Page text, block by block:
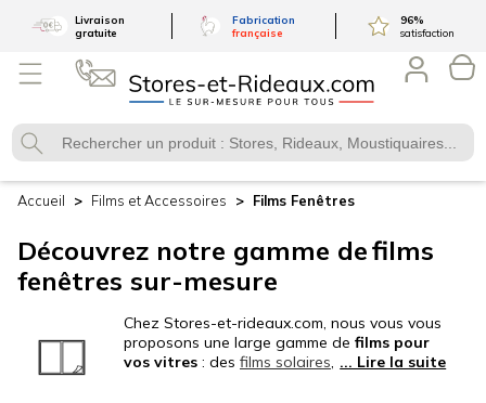
Livraison
gratuite
Fabrication
française
96%
satisfaction
Accueil Films etAccessoires Films Fenêtres
Découvrez notre gamme defilms
fenêtres sur-mesure
Chez Stores-et-rideaux.com, nous vous vous
proposons une large gamme de films pour
vos vitres : des films solaires, desfilms